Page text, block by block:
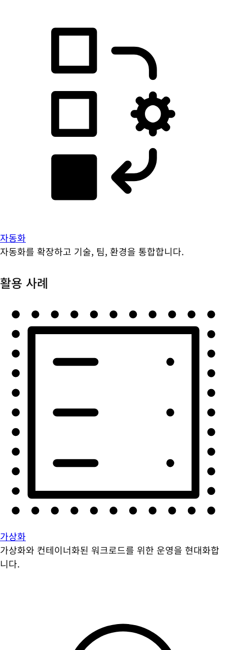
자동화
자동화를 확장하고 기술, 팀, 환경을 통합합니다.
활용 사례
가상화
가상화와 컨테이너화된 워크로드를 위한 운영을 현대화합
니다.